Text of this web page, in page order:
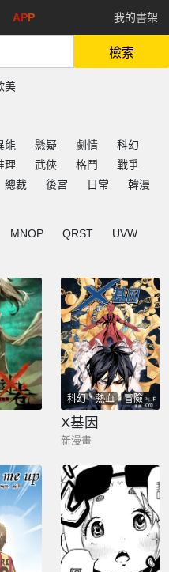
APP 我的書架
檢索
美
能 懸疑 劇情
科幻
理 武俠 格鬥
戰爭
總裁 後宮 日常
韓漫
MNOP QRST
UVW
科幻 熱血 冒險
X基因
新漫畫